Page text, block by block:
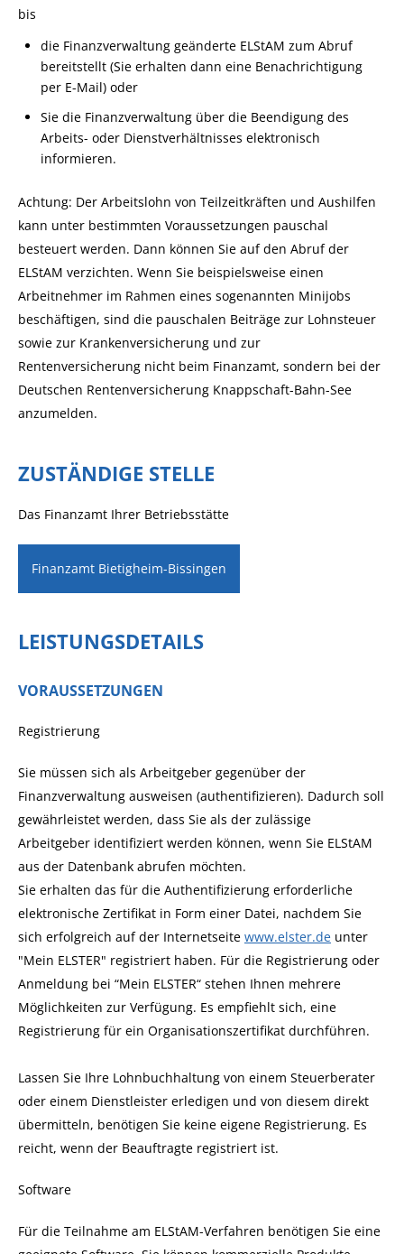
bis
die Finanzverwaltung geänderte ELStAM zum Abruf
bereitstellt (Sie erhalten dann eine Benachrichtigung
per E-Mail) oder
Sie die Finanzverwaltung über die Beendigung des
Arbeits- oder Dienstverhältnisses elektronisch
informieren.
Achtung: Der Arbeitslohn von Teilzeitkräften und Aushilfen
kann unter bestimmten Voraussetzungen pauschal
besteuert werden. Dann können Sie auf den Abruf der
ELStAM verzichten. Wenn Sie beispielsweise einen
Arbeitnehmer im Rahmen eines sogenannten Minijobs
beschäftigen, sind die pauschalen Beiträge zur Lohnsteuer
sowie zur Krankenversicherung und zur
Rentenversicherung nicht beim Finanzamt, sondern bei der
Deutschen Rentenversicherung Knappschaft-Bahn-See
anzumelden.
ZUSTÄNDIGE STELLE
Das Finanzamt Ihrer Betriebsstätte
Finanzamt Bietigheim-Bissingen
LEISTUNGSDETAILS
VORAUSSETZUNGEN
Registrierung
Sie müssen sich als Arbeitgeber gegenüber der
Finanzverwaltung ausweisen (authentifizieren). Dadurch soll
gewährleistet werden, dass Sie als der zulässige
Arbeitgeber identifiziert werden können, wenn Sie ELStAM
aus der Datenbank abrufen möchten.
Sie erhalten das für die Authentifizierung erforderliche
elektronische Zertifikat in Form einer Datei, nachdem Sie
sich erfolgreich auf der Internetseite www.elster.de unter
"Mein ELSTER" registriert haben. Für die Registrierung oder
Anmeldung bei “Mein ELSTER“ stehen Ihnen mehrere
Möglichkeiten zur Verfügung. Es empfiehlt sich, eine
Registrierung für ein Organisationszertifikat durchführen.
Lassen Sie Ihre Lohnbuchhaltung von einem Steuerberater
oder einem Dienstleister erledigen und von diesem direkt
übermitteln, benötigen Sie keine eigene Registrierung. Es
reicht, wenn der Beauftragte registriert ist.
Software
Für die Teilnahme am ELStAM-Verfahren benötigen Sie eine